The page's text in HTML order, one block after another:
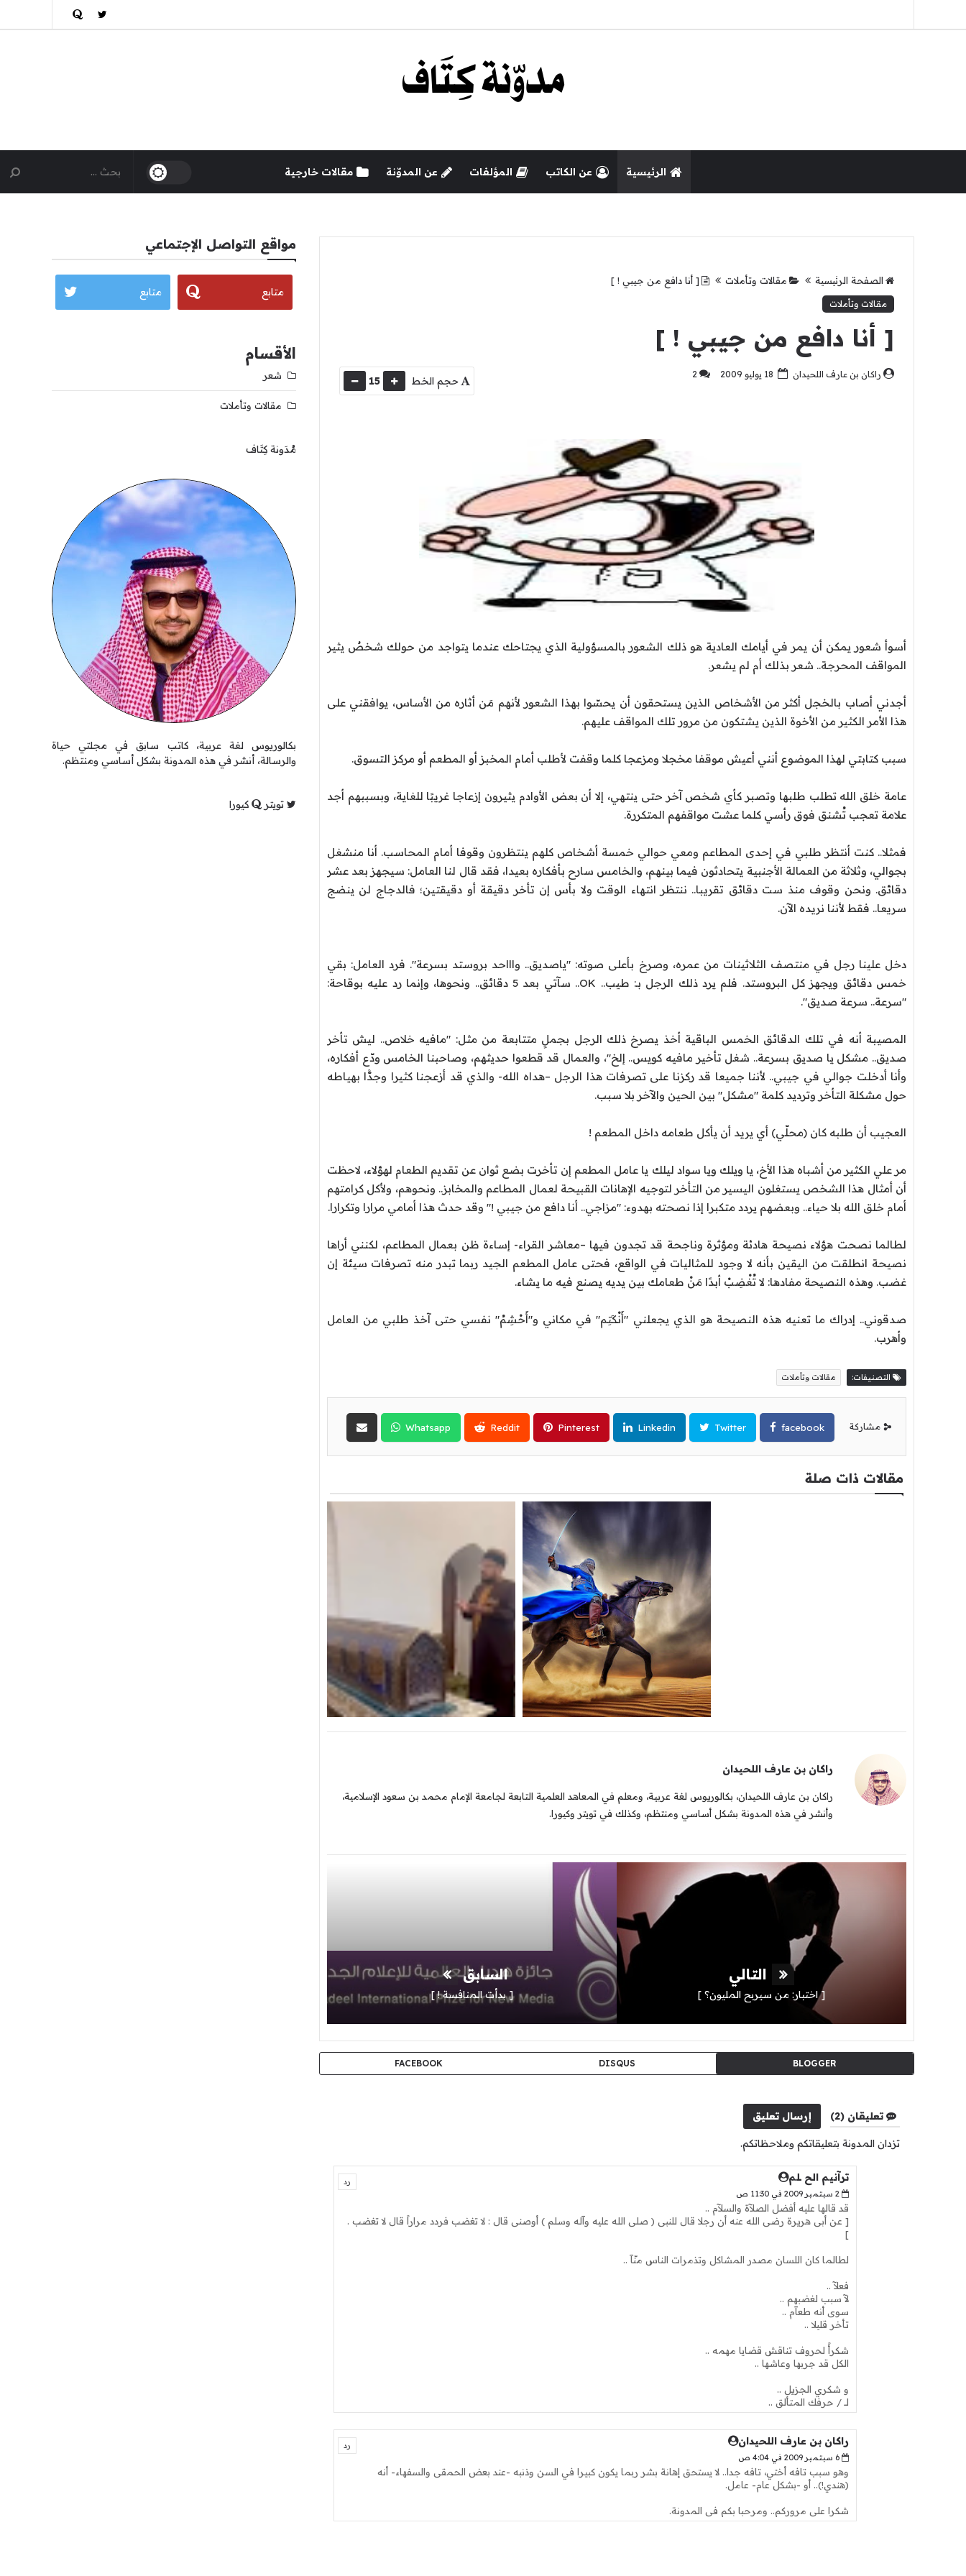
الرئيسية عن الكاتب المؤلفات عن المدوّنة مقالات خارجية
الصفحة الرئيسية مقالات وتأملات [ أنا دافع من جيبي ! ]
مقالات وتأملات
[ أنا دافع من جيبي ! ]
راكان بن عارف اللحيدان 2 حجم الخط 15
أسوأ شعور يمكن أن يمر في أيامك العادية هو ذلك الشعور بالمسؤولية الذي يجتاحك عندما يتواجد من حولك شخصٌ يثير
المواقف المحرجة.. شعر بذلك أم لم يشعر.
أجدني أصاب بالخجل أكثر من الأشخاص الذين يستحقون أن يحسّوا بهذا الشعور لأنهم مَن أثاره من الأساس، يوافقني على
هذا الأمر الكثير من الأخوة الذين يشتكون من مرور تلك المواقف عليهم.
سبب كتابتي لهذا الموضوع أنني أعيش موقفا مخجلا ومزعجا كلما وقفت لأطلب أمام المخبز أو المطعم أو مركز التسوق.
عامة خلق الله تطلب طلبها وتصبر كأي شخص آخر حتى ينتهي، إلا أن بعض الأوادم يثيرون إزعاجا غريبًا للغاية، وبسببهم أجد
علامة تعجب تُشنق فوق رأسي كلما عشت مواقفهم المتكررة.
فمثلا.. كنت أنتظر طلبي في إحدى المطاعم ومعي حوالي خمسة أشخاص كلهم ينتظرون وقوفا أمام المحاسب. أنا منشغل
بجوالي، وثلاثة من العمالة الأجنبية يتحادثون فيما بينهم، والخامس سارح بأفكاره بعيدا، فقد قال لنا العامل: سيجهز بعد عشر
دقائق. ونحن وقوف منذ ست دقائق تقريبا.. ننتظر انتهاء الوقت ولا بأس إن تأخر دقيقة أو دقيقتين؛ فالدجاج لن ينضج
سريعا.. فقط لأننا نريده الآن.
دخل علينا رجل في منتصف الثلاثينات من عمره، وصرخ بأعلى صوته: "ياصديق.. واااحد بروستد بسرعة". فرد العامل: بقي
خمس دقائق ويجهز كل البروستد. فلم يرد ذلك الرجل بـ: طيب.. OK.. سآتي بعد 5 دقائق.. ونحوها، وإنما رد عليه بوقاحة:
"سرعة.. سرعة صديق".
المصيبة أنه في تلك الدقائق الخمس الباقية أخذ يصرخ ذلك الرجل بجملٍ متتابعة من مثل: "مافيه خلاص.. ليش تأخر
صديق.. مشكل يا صديق بسرعة.. شغل تأخير مافيه كويس.. إلخ"، والعمال قد قطعوا حديثهم، وصاحبنا الخامس ودّع أفكاره،
وأنا أدخلت جوالي في جيبي.. لأننا جميعا قد ركزنا على تصرفات هذا الرجل –هداه الله- والذي قد أزعجنا كثيرا وجدًّا بهياطه
حول مشكلة التأخر وترديد كلمة "مشكل" بين الحين والآخر بلا سبب.
العجيب أن طلبه كان (محلّي) أي يريد أن يأكل طعامه داخل المطعم !
مر علي الكثير من أشباه هذا الأخ، يا ويلك ويا سواد ليلك يا عامل المطعم إن تأخرت بضع ثوان عن تقديم الطعام لهؤلاء، لاحظت
أن أمثال هذا الشخص يستغلون اليسير من التأخر لتوجيه الإهانات القبيحة لعمال المطاعم والمخابز.. ونحوهم، ولأكل كرامتهم
أمام خلق الله بلا حياء.. وبعضهم يردد متكبرا إذا نصحته بهدوء: "مزاجي.. أنا دافع من جيبي !" وقد حدث هذا أمامي مرارا وتكرارا.
لطالما نصحت هؤلاء نصيحة هادئة ومؤثرة وناجحة قد تجدون فيها –معاشر القراء- إساءة ظن بعمال المطاعم، لكنني أراها
نصيحة انطلقت من اليقين بأنه لا وجود للمثاليات في الواقع، فحتى عامل المطعم الجيد ربما تبدر منه تصرفات سيئة إن
غضب. وهذه النصيحة مفادها: لا تُغْضِبْ أبدًا مَنْ طعامك بين يديه يصنع فيه ما يشاء.
صدقوني.. إدراك ما تعنيه هذه النصيحة هو الذي يجعلني "أَنْكَتِم" في مكاني و"أَحْشِمُ" نفسي حتى آخذ طلبي من العامل
وأهرب.
التصنيفات: مقالات وتأملات
مشاركة facebook
Twitter
Linkedin
Pinterest
Reddit
Whatsapp
مقالات ذات صلة
راكان بن عارف اللحيدان
راكان بن عارف اللحيدان، بكالوريوس لغة عربية، ومعلم في المعاهد العلمية التابعة لجامعة الإمام محمد بن سعود الإسلامية،
وأنشر في هذه المدونة بشكل أساسي ومنتظم، وكذلك في تويتر وكيورا.
التالي
[ اختبار: من سيربح المليون؟ ]
السابق
[ بدأت المنافسة ! ]
BLOGGER
DISQUS
FACEBOOK
تعليقان (2) إرسال تعليق
تزدان المدونة بتعليقاتكم وملاحظاتكم.
ترآنيم الح ــلم
2 سبتمبر 2009 في 11:30 ص
قد قالها عليه أفضل الصلآة والسلآم ..
[ عن أبى هريرة رضى الله عنه أن رجلا قال للنبى ( صلى الله عليه وآله وسلم ) أوصنى قال : لا تغضب فردد مراراً قال لا تغضب .
]
لطالما كان اللسان مصدر المشاكل وتذمرات الناس منّآ ..
فعلآ ..
لآ سبب لغضبهم ..
سوى أنه طعآم ..
تأخر قليلا ..
شكرأً لحروف تناقش قضايا مهمه ..
الكل قد جربها وعاشها ..
و شكري الجزيل ..
لــ / حرفك المتألق ..
رد
راكان بن عارف اللحيدان
6 سبتمبر 2009 في 4:04 ص
وهو سبب تافه أختي، تافه جدا.. لا يستحق إهانة بشر ربما يكون كبيرا في السن وذنبه -عند بعض الحمقى والسفهاء- أنه
(هندي!).. أو -بشكل عام- عامل.
شكرا على مروركم.. ومرحبا بكم في المدونة.
رد
مواقع التواصل الإجتماعي
متابع متابع
الأقسام
شعر
مقالات وتأملات
مُدَونة كِتَاف
بكالوريوس لغة عربية، كاتب سابق في مجلتي حياة
والرسالة، أنشر في هذه المدونة بشكل أساسي ومنتظم.
تويتر كيورا